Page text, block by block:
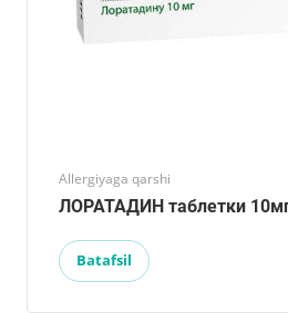
Allergiyaga qarshi
ЛОРАТАДИН таблетки
Batafsil